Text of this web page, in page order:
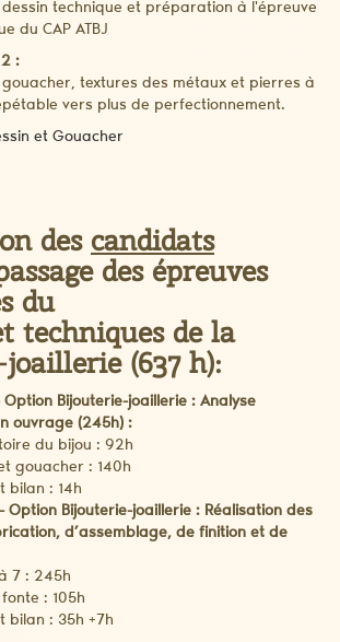
technique et préparation à l'épreuve
du CAP ATBJ
:
textures des métaux et pierres à
vers plus de perfectionnement.
et Gouacher
des candidats
des épreuves
du
techniques de la
(637 h):
Option Bijouterie-joaillerie : Analyse
ouvrage (245h) :
du bijou : 92h
gouacher : 140h
bilan : 14h
Option Bijouterie-joaillerie : Réalisation des
d’assemblage, de finition et de
7 : 245h
: 105h
bilan : 35h +7h